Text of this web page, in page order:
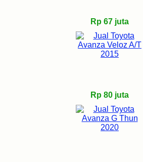
Rp 67 juta
Rp 80 juta